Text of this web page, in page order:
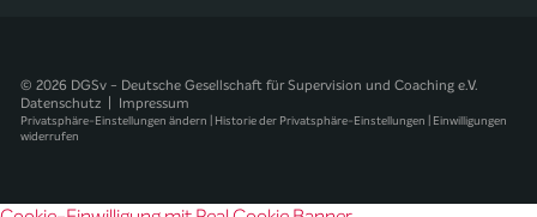
© 2026 DGSv - Deutsche Gesellschaft für Supervision und Coaching e.V.
Datenschutz
Impressum
Privatsphäre-Einstellungen ändern Historie der Privatsphäre-Einstellungen
Einwilligungen
widerrufen